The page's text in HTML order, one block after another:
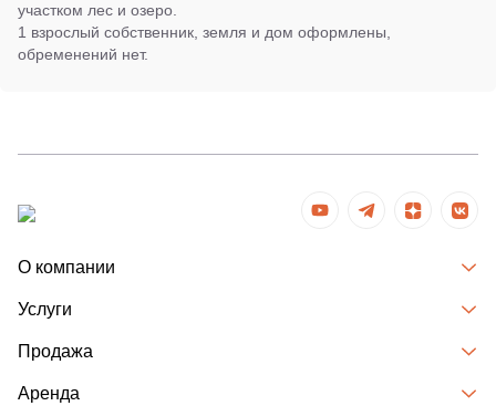
участком лес и озеро.
1 взрослый собственник, земля и дом оформлены,
обременений нет.
О компании
Услуги
Продажа
Аренда